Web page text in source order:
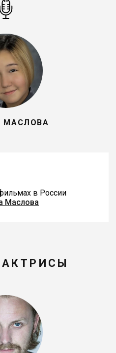
МАСЛОВА
в России
Маслова